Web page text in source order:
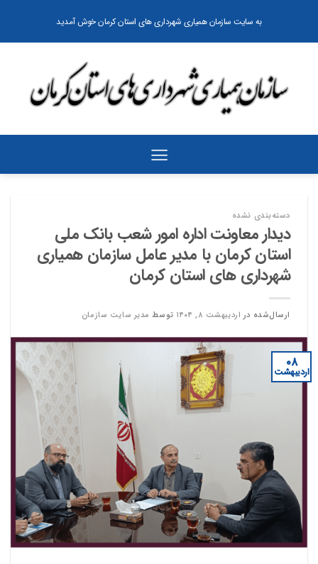
محتوا
به سایت سازمان همیاری شهرداری های استان کرمان خوش آمدید
دسته‌بندی نشده
دیدار معاونت اداره امور شعب بانک ملی
استان کرمان با مدیر عامل سازمان همیاری
شهرداری های استان کرمان
ارسال‌شده در اردیبهشت ۸, ۱۴۰۴ توسط مدیر سایت سازمان
۰۸
اردیبهشت